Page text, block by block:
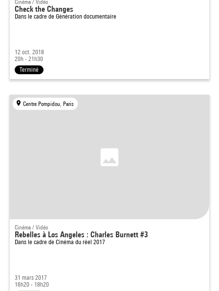
Cinéma / Vidéo
Check the Changes
Dans le cadre de Génération documentaire
12 oct. 2018
20h - 21h30
Terminé
Centre Pompidou, Paris
Cinéma / Vidéo
Rebelles à Los Angeles : Charles Burnett #3
Dans le cadre de Cinéma du réel 2017
31 mars 2017
16h20 - 18h20